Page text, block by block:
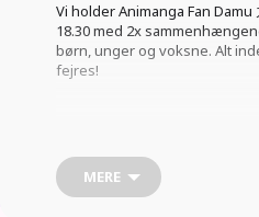
Vi holder Animanga Fan Damu
18.30 med 2x
børn, unger og voksne. Alt
fejres!
Her kan du være med til vores
MERE